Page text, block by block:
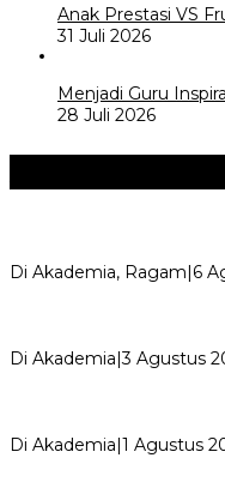
Anak Prestasi VS
31 Juli 2026
Menjadi Guru
28 Juli 2026
Di Akademia, Ragam|6
Di Akademia|3 Agustus
Di Akademia|1 Agustus